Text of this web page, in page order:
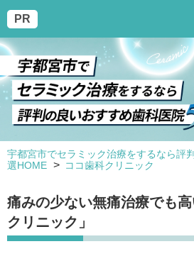
PR
宇都宮市でセラミック治療をするなら評
選HOME
ココ歯科クリニック
痛みの少ない無痛治療でも
クリニック」